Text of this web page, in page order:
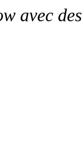
avec des